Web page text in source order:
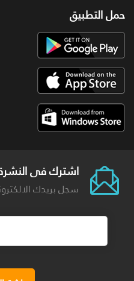
حمل التطبيق
اشترك فى النشرة
سجل بريدك